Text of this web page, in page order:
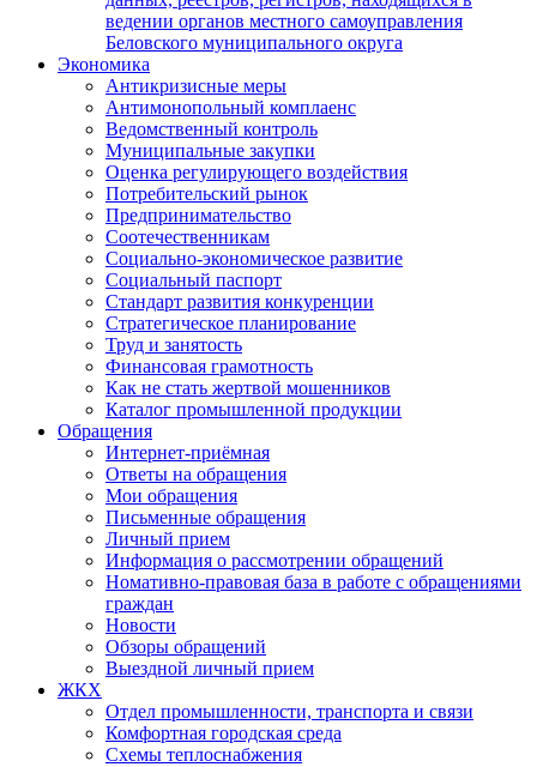
ведении органов местного самоуправления
Беловского муниципального округа
Экономика
Антикризисные меры
Антимонопольный комплаенс
Ведомственный контроль
Муниципальные закупки
Оценка регулирующего воздействия
Потребительский рынок
Предпринимательство
Соотечественникам
Социально-экономическое развитие
Социальный паспорт
Стандарт развития конкуренции
Стратегическое планирование
Труд и занятость
Финансовая грамотность
Как не стать жертвой мошенников
Каталог промышленной продукции
Обращения
Интернет-приёмная
Ответы на обращения
Мои обращения
Письменные обращения
Личный прием
Информация о рассмотрении обращений
Номативно-правовая база в работе с обращениями
граждан
Новости
Обзоры обращений
Выездной личный прием
ЖКХ
Отдел промышленности, транспорта и связи
Комфортная городская среда
Схемы теплоснабжения